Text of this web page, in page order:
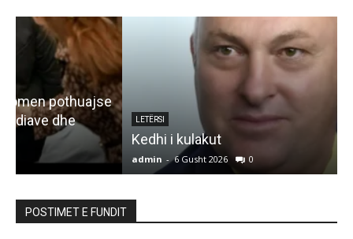
LETËRSI
Kedhi i kulakut
admin - 6 Gusht 2026 0
POSTIMET E FUNDIT